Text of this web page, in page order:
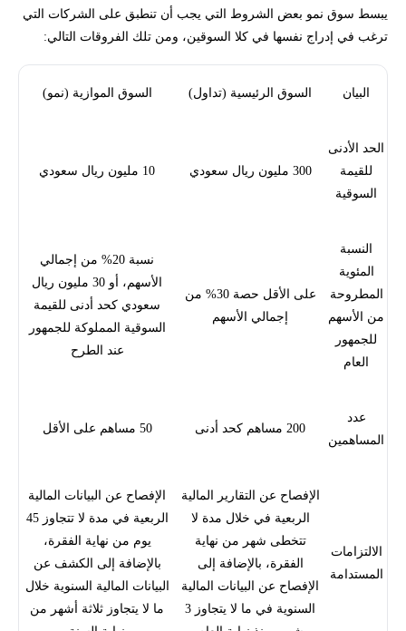
يبسط سوق نمو بعض الشروط التي يجب أن تنطبق على الشركات التي
ترغب في إدراج نفسها في كلا السوقين، ومن تلك الفروقات التالي:
البيان السوق الرئيسية (تداول) السوق الموازية (نمو)
الحد الأدنى
للقيمة
السوقية
300 مليون ريال سعودي 10 مليون ريال سعودي
النسبة
المئوية
المطروحة
من الأسهم
للجمهور
العام
على الأقل حصة 30% من
إجمالي الأسهم
نسبة 20% من إجمالي
الأسهم، أو 30 مليون ريال
سعودي كحد أدنى للقيمة
السوقية المملوكة للجمهور
عند الطرح
عدد
المساهمين
200 مساهم كحد أدنى 50 مساهم على الأقل
الالتزامات
المستدامة
الإفصاح عن التقارير المالية
الربعية في خلال مدة لا
تتخطى شهر من نهاية
الفقرة، بالإضافة إلى
الإفصاح عن البيانات المالية
السنوية في ما لا يتجاوز 3
الإفصاح عن البيانات المالية
الربعية في مدة لا تتجاوز 45
يوم من نهاية الفقرة،
بالإضافة إلى الكشف عن
البيانات المالية السنوية خلال
ما لا يتجاوز ثلاثة أشهر من